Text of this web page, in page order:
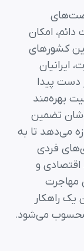
امکان
کشورهای
ایرانیان
دست پیدا
بهره‌مند
تضمین
می‌دهد تا به
فردی
اقتصادی و
مهاجرت
یک راهکار
محسوب می‌شود.